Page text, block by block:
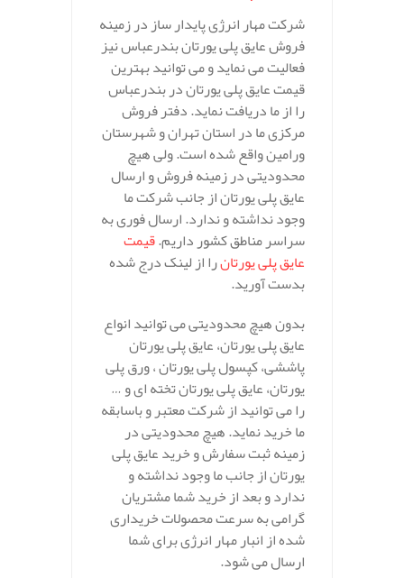
شرکت مهار انرژی پایدار ساز در زمینه
فروش عایق پلی یورتان بندرعباس نیز
فعالیت می نماید و می توانید بهترین
قیمت عایق پلی یورتان در بندرعباس
را از ما دریافت نماید. دفتر فروش
مرکزی ما در استان تهران و شهرستان
ورامین واقع شده است. ولی هیچ
محدودیتی در زمینه فروش و ارسال
عایق پلی یورتان از جانب شرکت ما
وجود نداشته و ندارد. ارسال فوری به
سراسر مناطق کشور داریم.قیمت
عایق پلی یورتانرا از لینک درج شده
بدست آورید.
بدون هیچ محدودیتی می توانید انواع
عایق پلی یورتان، عایق پلی یورتان
پاششی، کپسول پلی یورتان ، ورق پلی
یورتان، عایق پلی یورتان تخته ای و …
را می توانید از شرکت معتبر و باسابقه
ما خرید نماید. هیچ محدودیتی در
زمینه ثبت سفارش و خرید عایق پلی
یورتان از جانب ما وجود نداشته و
ندارد و بعد از خرید شما مشتریان
گرامی به سرعت محصولات خریداری
شده از انبار مهار انرژی برای شما
ارسال می شود.